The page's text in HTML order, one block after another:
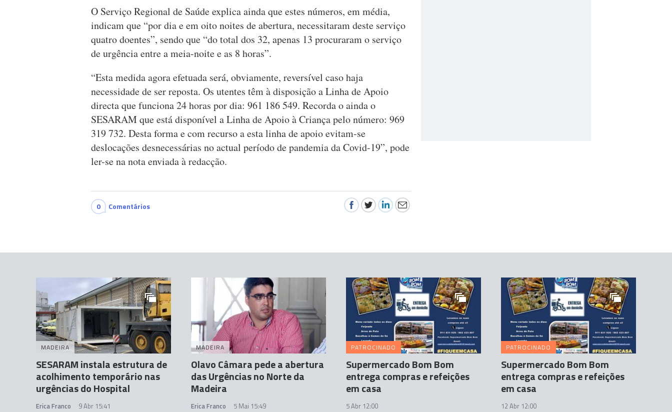
O Serviço Regional de Saúde explica ainda que estes números, em média,
indicam que “por dia e em oito noites de abertura, necessitaram deste serviço
quatro doentes”, sendo que “do total dos 32, apenas 13 procuraram o serviço
de urgência entre a meia-noite e as 8 horas”.
“Esta medida agora efetuada será, obviamente, reversível caso haja
necessidade de ser reposta. Os utentes têm à disposição a Linha de Apoio
directa que funciona 24 horas por dia: 961 186 549. Recorda o ainda o
SESARAM que está disponível a Linha de Apoio à Criança pelo número: 969
319 732. Desta forma e com recurso a esta linha de apoio evitam-se
deslocações desnecessárias no actual período de pandemia da Covid-19”, pode
ler-se na nota enviada à redacção.
0 Comentários
MADEIRA
SESARAM instala estrutura de
acolhimento temporário nas
urgências do Hospital
Erica Franco 9 Abr 15:41
MADEIRA
Olavo Câmara pede a abertura
das Urgências no Norte da
Madeira
Erica Franco 5 Mai 15:49
PATROCINADO
Supermercado Bom Bom
entrega compras e refeições
em casa
5 Abr 12:00
PATROCINADO
Supermercado Bom Bom
entrega compras e refeições
em casa
12 Abr 12:00